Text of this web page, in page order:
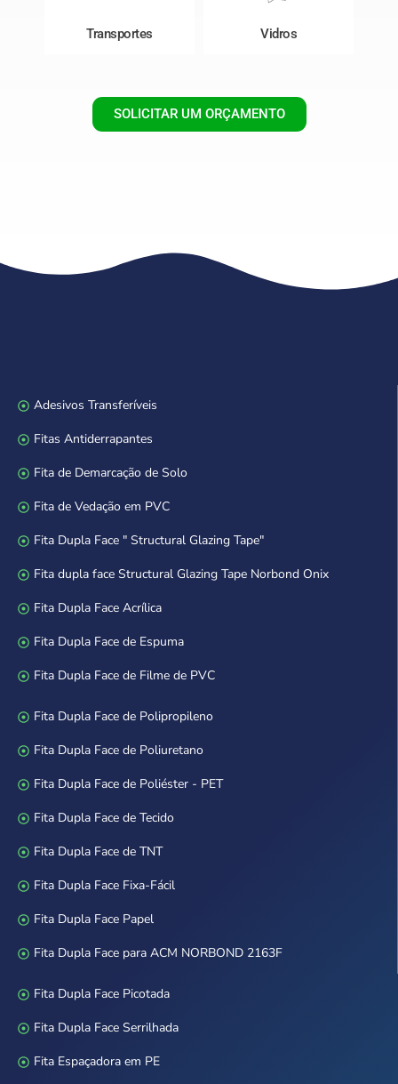
Transportes Vidros
SOLICITAR UM ORÇAMENTO
Adesivos Transferíveis
Fitas Antiderrapantes
Fita de Demarcação de Solo
Fita de Vedação em PVC
Fita Dupla Face " Structural Glazing Tape"
Fita dupla face Structural Glazing Tape Norbond Onix
Fita Dupla Face Acrílica
Fita Dupla Face de Espuma
Fita Dupla Face de Filme de PVC
Fita Dupla Face de Polipropileno
Fita Dupla Face de Poliuretano
Fita Dupla Face de Poliéster - PET
Fita Dupla Face de Tecido
Fita Dupla Face de TNT
Fita Dupla Face Fixa-Fácil
Fita Dupla Face Papel
Fita Dupla Face para ACM NORBOND 2163F
Fita Dupla Face Picotada
Fita Dupla Face Serrilhada
Fita Espaçadora em PE